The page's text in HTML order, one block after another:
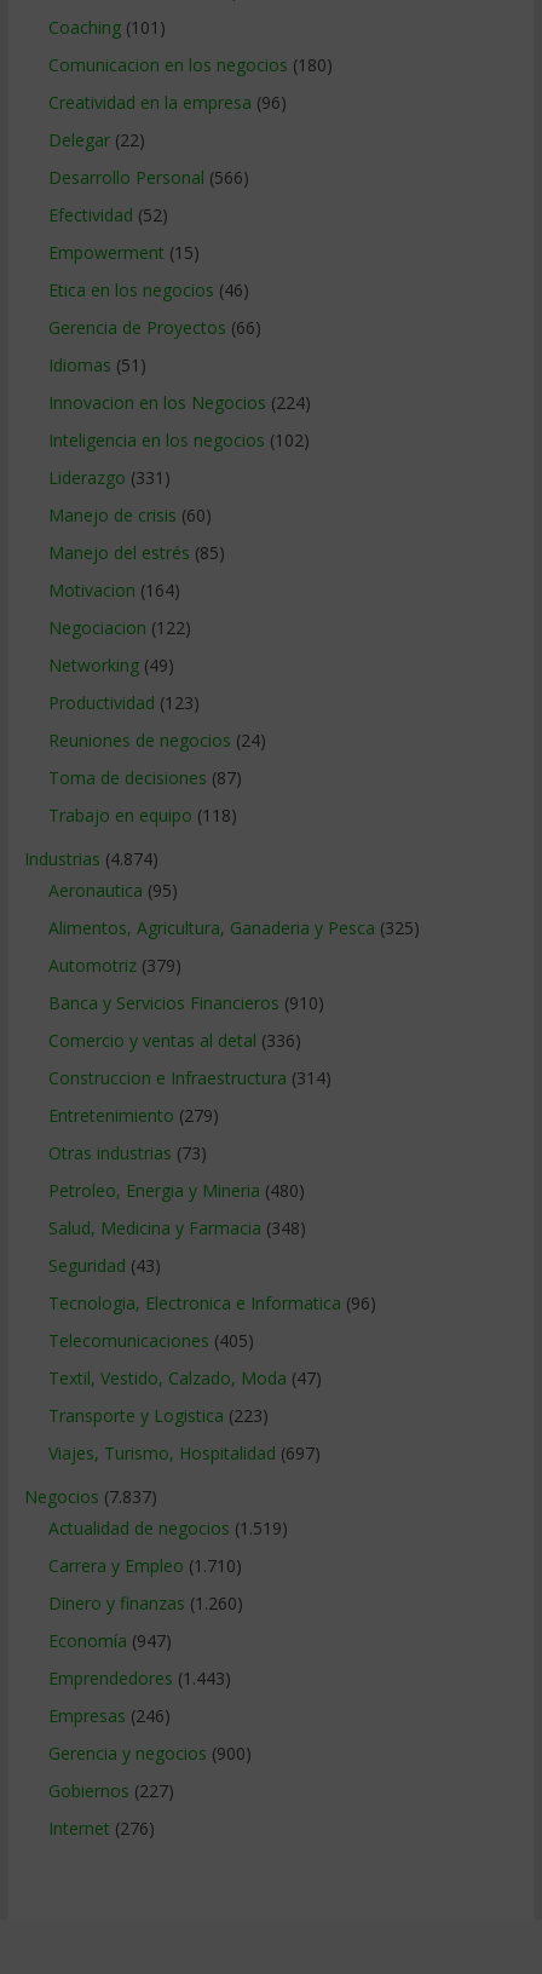
Coaching(101)
Comunicacion en los negocios (180)
Creatividad en la empresa (96)
Delegar(22)
Desarrollo Personal (566)
Efectividad (52)
Empowerment (15)
Etica en los negocios (46)
Gerencia de Proyectos (66)
Idiomas (51)
Innovacion en los Negocios (224)
Inteligencia en los negocios (102)
Liderazgo (331)
Manejo de crisis (60)
Manejo del estrés (85)
Motivacion (164)
Negociacion (122)
Networking(49)
Productividad (123)
Reuniones de negocios (24)
Toma de decisiones (87)
Trabajo en equipo (118)
Industrias (4.874)
Aeronautica (95)
Alimentos, Agricultura, Ganaderia y Pesca (325)
Automotriz(379)
Banca y Servicios Financieros (910)
Comercio y ventas al detal (336)
Construccion e Infraestructura (314)
Entretenimiento (279)
Otras industrias (73)
Petroleo, Energia y Mineria (480)
Salud, Medicina y Farmacia (348)
Seguridad (43)
Tecnologia, Electronica e Informatica (96)
Telecomunicaciones (405)
Textil, Vestido, Calzado, Moda (47)
Transporte y Logistica (223)
Viajes, Turismo, Hospitalidad (697)
Negocios (7.837)
Actualidad de negocios (1.519)
Carrera y Empleo (1.710)
Dinero y finanzas (1.260)
Economía (947)
Emprendedores (1.443)
Empresas (246)
Gerencia y negocios (900)
Gobiernos (227)
Internet (276)